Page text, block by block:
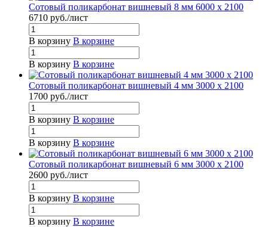
Сотовый поликарбонат вишневый 8 мм 6000 x 2100
6710 руб./лист
В корзину В корзине
В корзину В корзине
Сотовый поликарбонат вишневый 4 мм 3000 x 2100
1700 руб./лист
В корзину В корзине
В корзину В корзине
Сотовый поликарбонат вишневый 6 мм 3000 x 2100
2600 руб./лист
В корзину В корзине
В корзину В корзине